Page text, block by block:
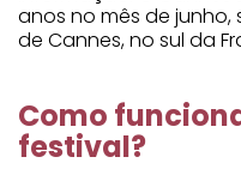
anos no mês de
de Cannes, no sul da
Como
festival?